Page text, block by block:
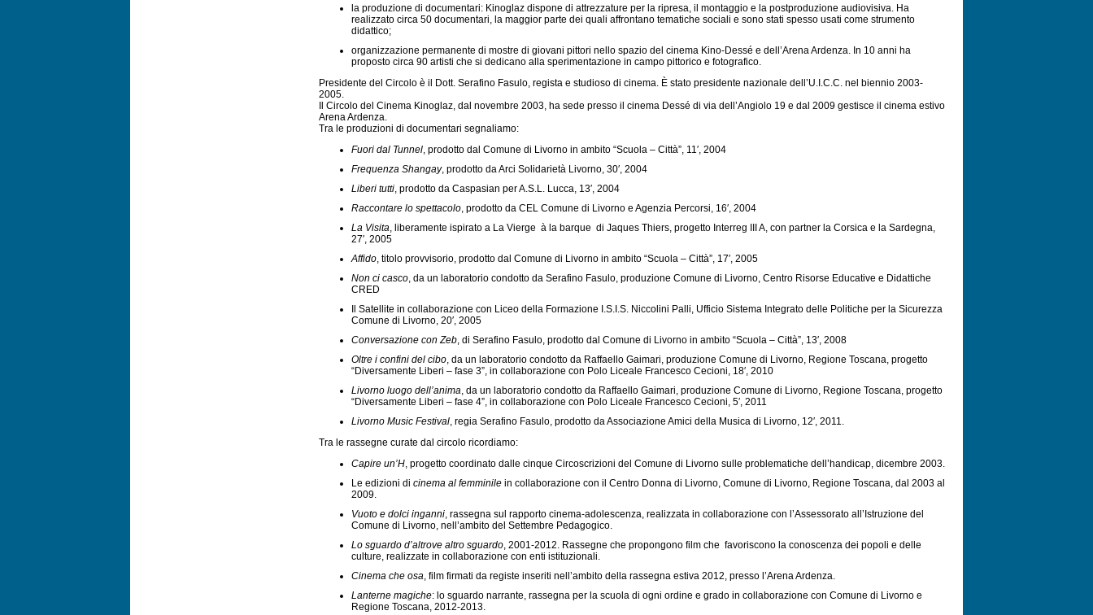
la produzione di documentari: Kinoglaz dispone di attrezzature per la ripresa, il montaggio e la postproduzione audiovisiva. Ha
realizzato circa 50 documentari, la maggior parte dei quali affrontano tematiche sociali e sono stati spesso usati come strumento
didattico;
organizzazione permanente di mostre di giovani pittori nello spazio del cinema Kino-Dessé e dell’Arena Ardenza. In 10 anni ha
proposto circa 90 artisti che si dedicano alla sperimentazione in campo pittorico e fotografico.
Presidente del Circolo è il Dott. Serafino Fasulo, regista e studioso di cinema. È stato presidente nazionale dell’U.I.C.C. nel biennio 2003-
2005.
Il Circolo del Cinema Kinoglaz, dal novembre 2003, ha sede presso il cinema Dessé di via dell’Angiolo 19 e dal 2009 gestisce il cinema estivo
Arena Ardenza.
Tra le produzioni di documentari segnaliamo:
Fuori dal Tunnel, prodotto dal Comune di Livorno in ambito “Scuola – Città”, 11′, 2004
Frequenza Shangay, prodotto da Arci Solidarietà Livorno, 30′, 2004
Liberi tutti, prodotto da Caspasian per A.S.L. Lucca, 13′, 2004
Raccontare lo spettacolo, prodotto da CEL Comune di Livorno e Agenzia Percorsi, 16′, 2004
La Visita, liberamente ispirato a La Vierge à la barque di Jaques Thiers, progetto Interreg III A, con partner la Corsica e la Sardegna,
27′, 2005
Affido, titolo provvisorio, prodotto dal Comune di Livorno in ambito “Scuola – Città”, 17′, 2005
Non ci casco, da un laboratorio condotto da Serafino Fasulo, produzione Comune di Livorno, Centro Risorse Educative e Didattiche
CRED
Il Satellite in collaborazione con Liceo della Formazione I.S.I.S. Niccolini Palli, Ufficio Sistema Integrato delle Politiche per la Sicurezza
Comune di Livorno, 20′, 2005
Conversazione con Zeb, di Serafino Fasulo, prodotto dal Comune di Livorno in ambito “Scuola – Città”, 13′, 2008
Oltre i confini del cibo, da un laboratorio condotto da Raffaello Gaimari, produzione Comune di Livorno, Regione Toscana, progetto
“Diversamente Liberi – fase 3”, in collaborazione con Polo Liceale Francesco Cecioni, 18′, 2010
Livorno luogo dell’anima, da un laboratorio condotto da Raffaello Gaimari, produzione Comune di Livorno, Regione Toscana, progetto
“Diversamente Liberi – fase 4”, in collaborazione con Polo Liceale Francesco Cecioni, 5′, 2011
Livorno Music Festival, regia Serafino Fasulo, prodotto da Associazione Amici della Musica di Livorno, 12′, 2011.
Tra le rassegne curate dal circolo ricordiamo:
Capire un’H, progetto coordinato dalle cinque Circoscrizioni del Comune di Livorno sulle problematiche dell’handicap, dicembre 2003.
Le edizioni di cinema al femminile in collaborazione con il Centro Donna di Livorno, Comune di Livorno, Regione Toscana, dal 2003 al
2009.
Vuoto e dolci inganni, rassegna sul rapporto cinema-adolescenza, realizzata in collaborazione con l’Assessorato all’Istruzione del
Comune di Livorno, nell’ambito del Settembre Pedagogico.
Lo sguardo d’altrove altro sguardo, 2001-2012. Rassegne che propongono film che favoriscono la conoscenza dei popoli e delle
culture, realizzate in collaborazione con enti istituzionali.
Cinema che osa, film firmati da registe inseriti nell’ambito della rassegna estiva 2012, presso l’Arena Ardenza.
Lanterne magiche: lo sguardo narrante, rassegna per la scuola di ogni ordine e grado in collaborazione con Comune di Livorno e
Regione Toscana, 2012-2013.